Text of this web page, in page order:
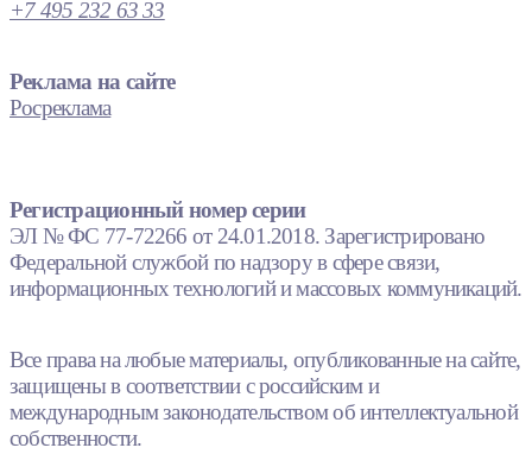
+7 495 232 63 33
Реклама на сайте
Росреклама
Регистрационный номер серии
ЭЛ № ФС 77-72266 от 24.01.2018. Зарегистрировано
Федеральной службой по надзору в сфере связи,
информационных технологий и массовых коммуникаций.
Все права на любые материалы, опубликованные на сайте,
защищены в соответствии с российским и
международным законодательством об интеллектуальной
собственности.